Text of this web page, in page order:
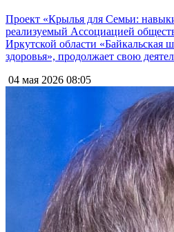
Проект «Крылья для Семьи:
реализуемый Ассоциацией
Иркутской области «Байкальская
здоровья», продолжает свою
04 мая 2026 08:05